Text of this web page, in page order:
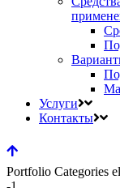
Услуги
Контакты
Portfolio Categories